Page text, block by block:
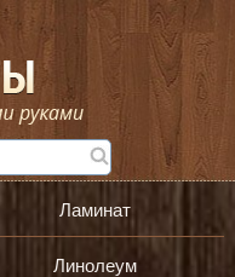
Ламинат
Линолеум